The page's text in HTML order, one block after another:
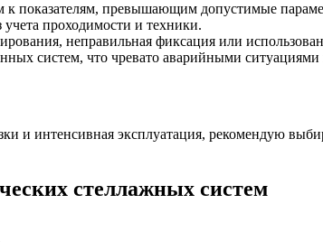
к показателям, превышающим допустимые
проходимости и техники.
неправильная фиксация или
систем, что чревато аварийными ситуациями
и интенсивная эксплуатация, рекомендую
стеллажных систем